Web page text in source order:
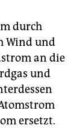
durch
Wind und
an die
und
ersetzt.